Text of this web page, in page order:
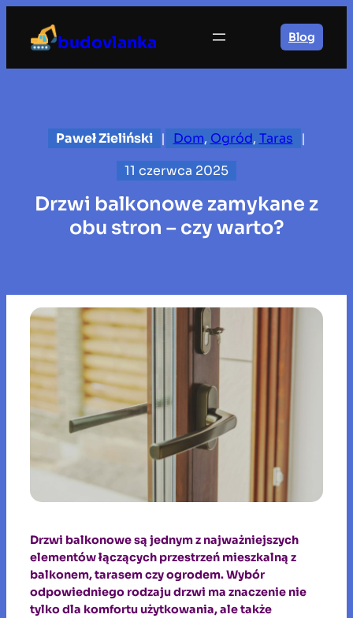
treści
budovlanka Blog
Paweł Zieliński | Dom, Ogród, Taras
|
11 czerwca 2025
Drzwi balkonowe zamykane z
obu stron – czy warto?
Drzwi balkonowe są jednym z najważniejszych
elementów łączących przestrzeń mieszkalną z
balkonem, tarasem czy ogrodem. Wybór
odpowiedniego rodzaju drzwi ma znaczenie nie
tylko dla komfortu użytkowania, ale także